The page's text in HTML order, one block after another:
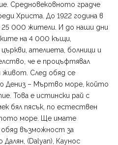
Средновековното градче
Христа. До 1922 година в
25 000 жители. И до наши дни
на 4 000 къщи,
ателиета, болници и
че е процъфтявал
живот. След обяд се
Дениз – Мъртво море, който
Това е истински рай с
бял пясък, по естествен
море. Ще имате
възможност за
(Dalyan), Каунос